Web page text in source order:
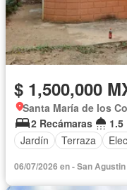
$ 1,500,000
Santa María de los
2 Recámaras
Jardín
Terraza
06/07/2026 en - San